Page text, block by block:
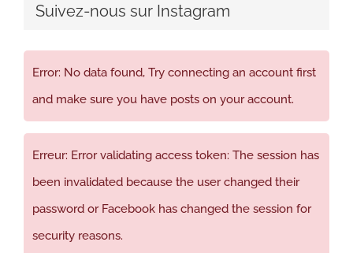
Suivez-nous sur Instagram
Error: No data found, Try connecting an account first
and make sure you have posts on your account.
Erreur: Error validating access token: The session has
been invalidated because the user changed their
password or Facebook has changed the session for
security reasons.